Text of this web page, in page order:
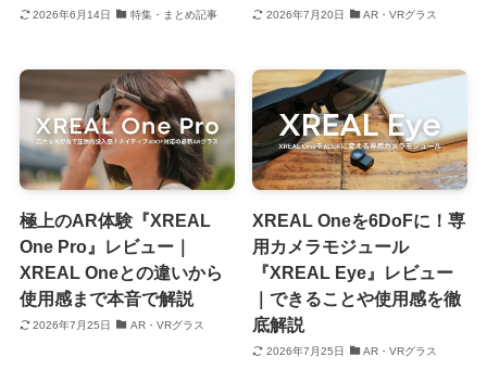
2026年6月14日 特集・まとめ記事 2026年7月20日 AR・VRグラス
極上のAR体験『XREAL
One Pro』レビュー｜
XREAL Oneとの違いから
使用感まで本音で解説
2026年7月25日 AR・VRグラス
XREAL Oneを6DoFに！専
用カメラモジュール
『XREAL Eye』レビュー
｜できることや使用感を徹
底解説
2026年7月25日 AR・VRグラス